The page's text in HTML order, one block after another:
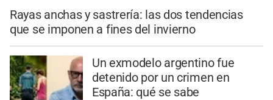
Rayas anchas y sastrería: las dos tendencias
que se imponen a fines del invierno
Un exmodelo argentino fue
detenido por un crimen en
España: qué se sabe